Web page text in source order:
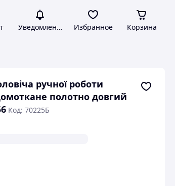
Уведомления Избранное Корзина
ручної роботи
полотно довгий
Код: 70225Б